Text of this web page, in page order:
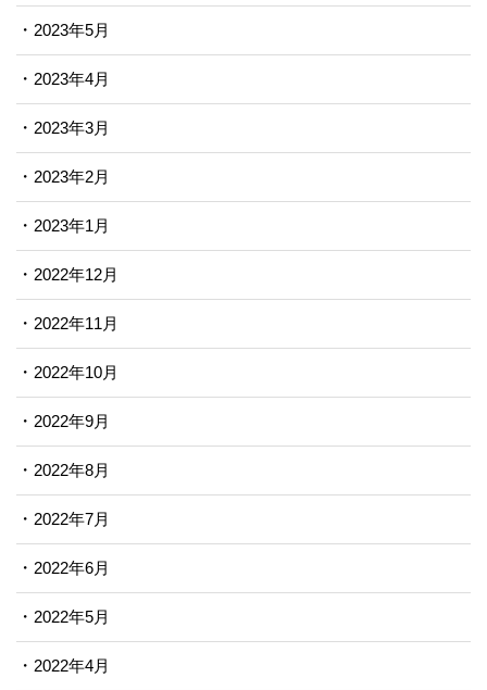
2023年5月
2023年4月
2023年3月
2023年2月
2023年1月
2022年12月
2022年11月
2022年10月
2022年9月
2022年8月
2022年7月
2022年6月
2022年5月
2022年4月